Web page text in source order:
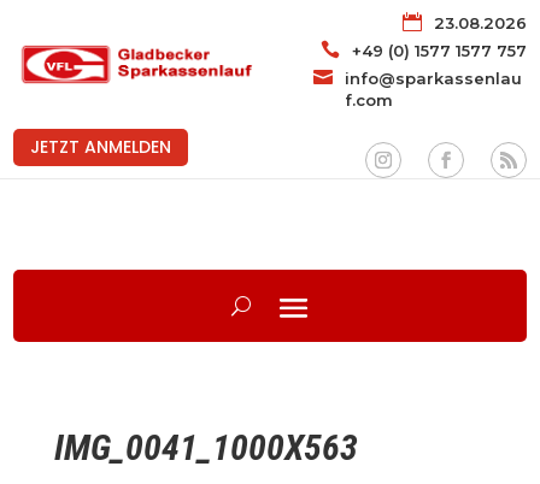

23.08.2026

+49 (0) 1577 1577 757

info@sparkassenlau
f.com
JETZT ANMELDEN
IMG_0041_1000X563